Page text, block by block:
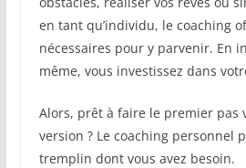
en tant qu’individu, le coaching
nécessaires pour y parvenir. En
même, vous investissez dans
Alors, prêt à faire le premier pas
version ? Le coaching personnel
tremplin dont vous avez besoin.